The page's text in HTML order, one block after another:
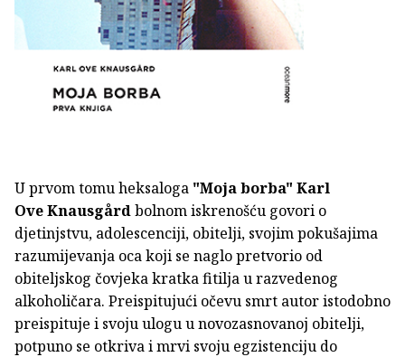
U prvom tomu heksaloga "Moja borba" Karl
Ove Knausgårdbolnom iskrenošću govori o
djetinjstvu, adolescenciji, obitelji, svojim pokušajima
razumijevanja oca koji se naglo pretvorio od
obiteljskog čovjeka kratka fitilja u razvedenog
alkoholičara. Preispitujući očevu smrt autor istodobno
preispituje i svoju ulogu u novozasnovanoj obitelji,
potpuno se otkriva i mrvi svoju egzistenciju do